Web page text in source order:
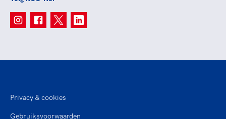
Privacy & cookies
Gebruiksvoorwaarden